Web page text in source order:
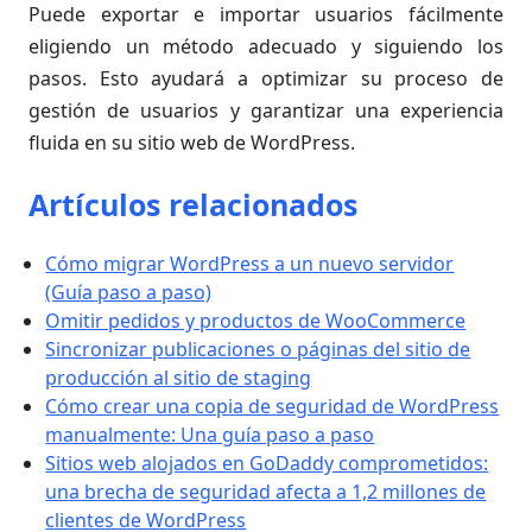
Puede exportar e importar usuarios fácilmente
eligiendo un método adecuado y siguiendo los
pasos. Esto ayudará a optimizar su proceso de
gestión de usuarios y garantizar una experiencia
fluida en su sitio web de WordPress.
Artículos relacionados
Cómo migrar WordPress a un nuevo servidor
(Guía paso a paso)
Omitir pedidos y productos de WooCommerce
Sincronizar publicaciones o páginas del sitio de
producción al sitio de staging
Cómo crear una copia de seguridad de WordPress
manualmente: Una guía paso a paso
Sitios web alojados en GoDaddy comprometidos:
una brecha de seguridad afecta a 1,2 millones de
clientes de WordPress